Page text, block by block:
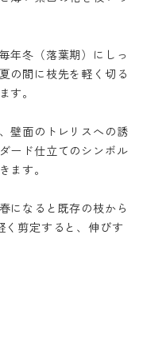
年冬（落葉期）にしっ
の間に枝先を軽く切る
す。
壁面のトレリスへの誘
ード仕立てのシンボル
ます。
になると既存の枝から
剪定すると、伸びす